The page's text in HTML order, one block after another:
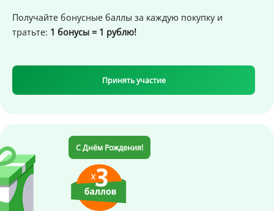
Получайте бонусные баллы за каждую покупку и
тратьте: 1 бонусы = 1 рублю!
Принять участие
С Днём Рождения!